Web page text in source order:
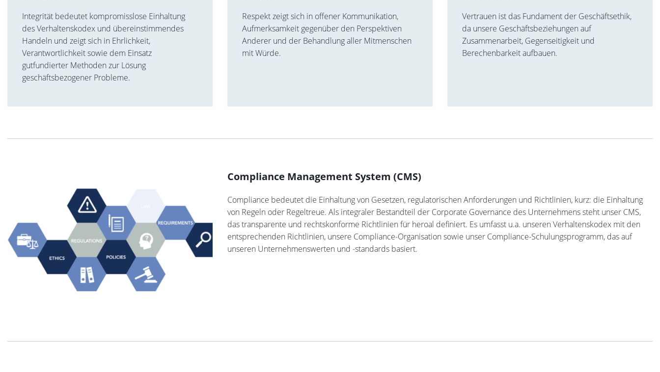
Integrität bedeutet kompromisslose Einhaltung
des Verhaltenskodex und übereinstimmendes
Handeln und zeigt sich in Ehrlichkeit,
Verantwortlichkeit sowie dem Einsatz
gutfundierter Methoden zur Lösung
geschäftsbezogener Probleme.
Respekt zeigt sich in offener Kommunikation,
Aufmerksamkeit gegenüber den Perspektiven
Anderer und der Behandlung aller Mitmenschen
mit Würde.
Vertrauen ist das Fundament der Geschäftsethik,
da unsere Geschäftsbeziehungen auf
Zusammenarbeit, Gegenseitigkeit und
Berechenbarkeit aufbauen.
Compliance Management System (CMS)
Compliance bedeutet die Einhaltung von Gesetzen, regulatorischen Anforderungen und Richtlinien, kurz: die Einhaltung
von Regeln oder Regeltreue. Als integraler Bestandteil der Corporate Governance des Unternehmens steht unser CMS,
das transparente und rechtskonforme Richtlinien für heroal definiert. Es umfasst u.a. unseren Verhaltenskodex mit den
entsprechenden Richtlinien, unsere Compliance-Organisation sowie unser Compliance-Schulungsprogramm, das auf
unseren Unternehmenswerten und -standards basiert.